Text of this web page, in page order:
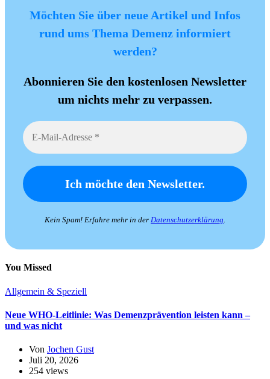
Möchten Sie über neue Artikel und Infos
rund ums Thema Demenz informiert
werden?
Abonnieren Sie den kostenlosen Newsletter
um nichts mehr zu verpassen.
Kein Spam! Erfahre mehr in der Datenschutzerklärung.
You Missed
Allgemein & Speziell
Neue WHO-Leitlinie: Was Demenzprävention leisten kann –
und was nicht
Von Jochen Gust
Juli 20, 2026
254 views